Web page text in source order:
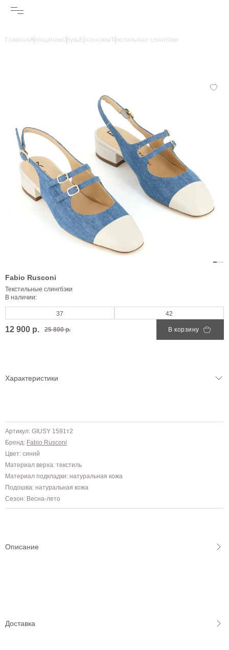
ГлавнаяЖенщинамОбувьБосоножкиТекстильные слингбэки
Fabio Rusconi
Текстильные слингбэки
В наличии:
37 42
12 900 р. 25 800 р. В корзину
Характеристики
Артикул: GIUSY 1591т2
Бренд: Fabio Rusconi
Цвет: синий
Материал верха: текстиль
Материал подкладки: натуральная кожа
Подошва: натуральная кожа
Сезон: Весна-лето
Описание
Доставка